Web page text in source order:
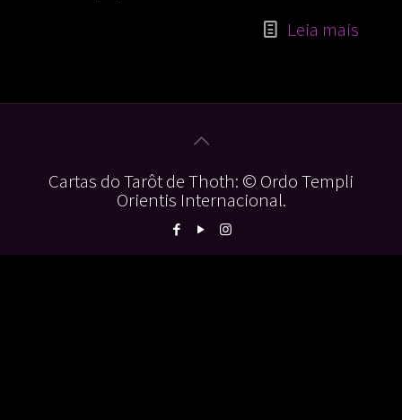
Leia mais
Cartas do Tarôt de Thoth: © Ordo Templi
Orientis Internacional.